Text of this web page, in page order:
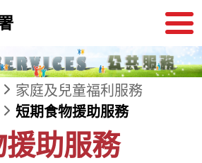
家庭及兒童福利服務
短期食物援助服務
助服務